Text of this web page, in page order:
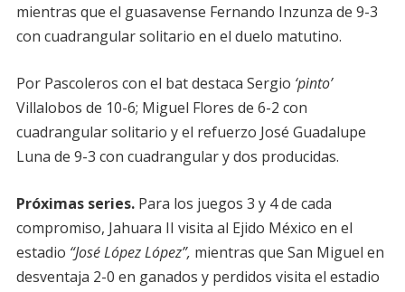
mientras que el guasavense Fernando Inzunza de 9-3
con cuadrangular solitario en el duelo matutino.
Por Pascoleros con el bat destaca Sergio ‘pinto’
Villalobos de 10-6; Miguel Flores de 6-2 con
cuadrangular solitario y el refuerzo José Guadalupe
Luna de 9-3 con cuadrangular y dos producidas.
Próximas series. Para los juegos 3 y 4 de cada
compromiso, Jahuara II visita al Ejido México en el
estadio “José López López”, mientras que San Miguel en
desventaja 2-0 en ganados y perdidos visita el estadio